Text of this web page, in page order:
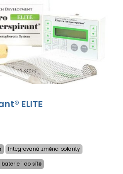
ELITE
Integrovaná změna polarity
baterie i do sítě